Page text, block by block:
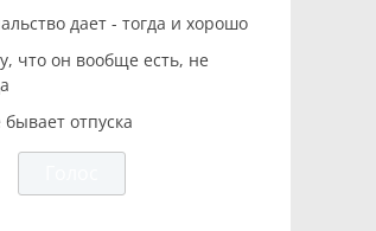
дает - тогда и хорошо
что он вообще есть, не
отпуска